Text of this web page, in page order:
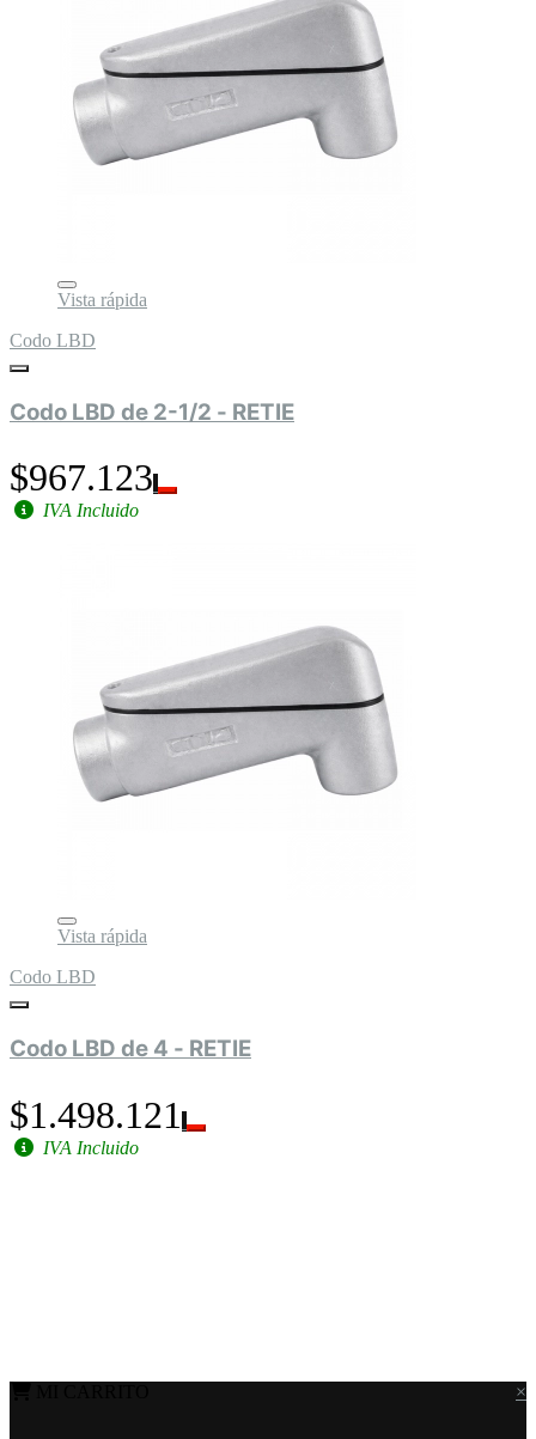
Vista rápida
Codo LBD
Codo LBD de 2-1/2 - RETIE
$967.123
IVA Incluido
Vista rápida
Codo LBD
Codo LBD de 4 - RETIE
$1.498.121
IVA Incluido
×